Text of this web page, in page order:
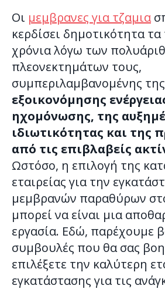
Οι μεμβρανες για τζαμια
κερδίσει δημοτικότητα τα
χρόνια λόγω των
πλεονεκτημάτων τους,
συμπεριλαμβανομένης της
εξοικονόμησης
ηχομόνωσης, της
ιδιωτικότητας και της
από τις επιβλαβείς
Ωστόσο, η επιλογή της
εταιρείας για την
μεμβρανών παραθύρων
μπορεί να είναι μια
εργασία. Εδώ, παρέχουμε
συμβουλές που θα σας
επιλέξετε την καλύτερη
εγκατάστασης για τις